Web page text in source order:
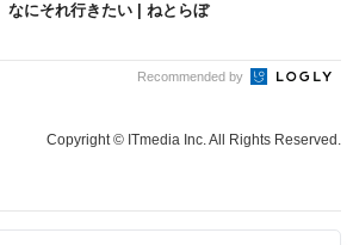
なにそれ行きたい | ねとらぼ
Recommended by
Copyright © ITmedia Inc. All Rights Reserved.